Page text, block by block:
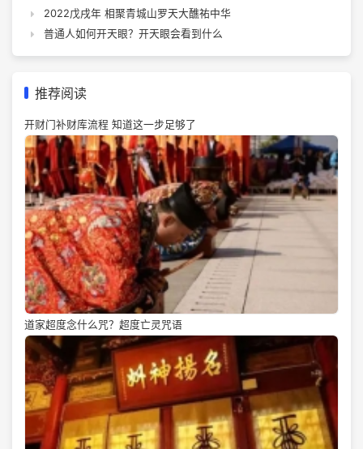
2022戊戌年 相聚青城山罗天大醮祐中华
普通人如何开天眼？开天眼会看到什么
推荐阅读
开财门补财库流程 知道这一步足够了
道家超度念什么咒？超度亡灵咒语